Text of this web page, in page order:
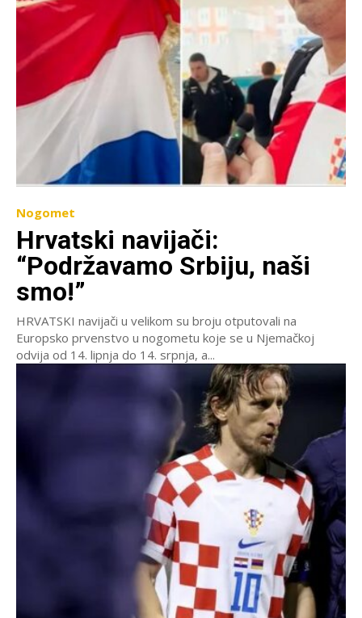
Nogomet
Hrvatski navijači:
“Podržavamo Srbiju, naši
smo!”
HRVATSKI navijači u velikom su broju otputovali na
Europsko prvenstvo u nogometu koje se u Njemačkoj
odvija od 14. lipnja do 14. srpnja, a...